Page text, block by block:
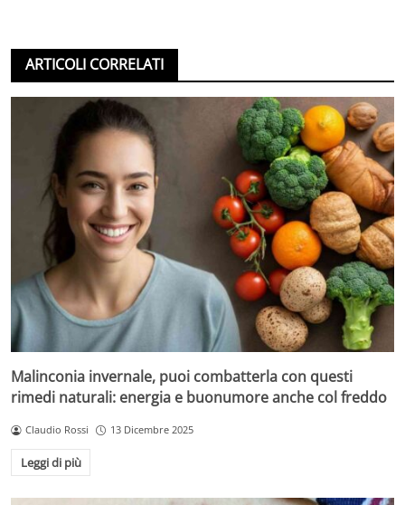
ARTICOLI CORRELATI
Malinconia invernale, puoi combatterla con questi
rimedi naturali: energia e buonumore anche col freddo
Claudio Rossi 13 Dicembre 2025
Leggi di più